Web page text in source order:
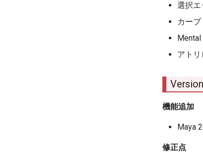
選択エ
カー
アト
機能追加
Maya
修正点